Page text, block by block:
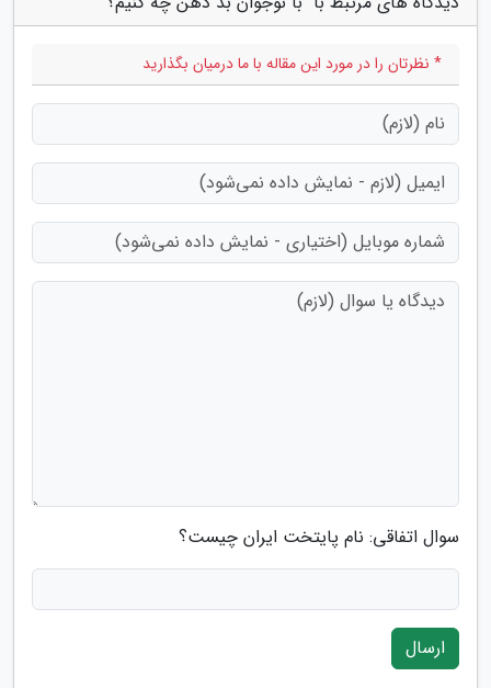
* نظرتان را در مورد این مقاله با ما درمیان بگذارید
سوال اتفاقی: نام پایتخت ایران چیست؟
ارسال